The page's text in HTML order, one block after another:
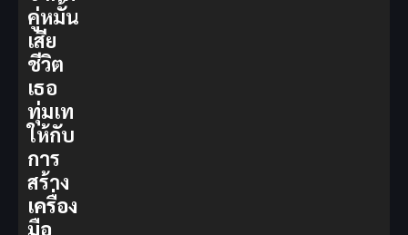
คู่หมั้น
เสีย
ชีวิต
เธอ
ทุ่มเท
ให้กับ
การ
สร้าง
เครื่อง
มือ